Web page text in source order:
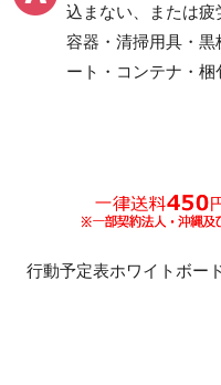
吸殻入れ
ガイドスタンド
荷役運搬（スリング）
込まない、または疲
容器・清掃用具・
ート・コンテナ・梱
行動予定表ホワイトボ